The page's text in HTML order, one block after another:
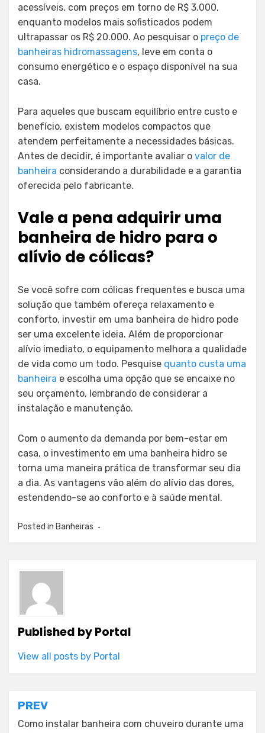
acessíveis, com preços em torno de R$ 3.000,
enquanto modelos mais sofisticados podem
ultrapassar os R$ 20.000. Ao pesquisar o preço de
banheiras hidromassagens, leve em conta o
consumo energético e o espaço disponível na sua
casa.
Para aqueles que buscam equilíbrio entre custo e
benefício, existem modelos compactos que
atendem perfeitamente a necessidades básicas.
Antes de decidir, é importante avaliar o valor de
banheira considerando a durabilidade e a garantia
oferecida pelo fabricante.
Vale a pena adquirir uma
banheira de hidro para o
alívio de cólicas?
Se você sofre com cólicas frequentes e busca uma
solução que também ofereça relaxamento e
conforto, investir em uma banheira de hidro pode
ser uma excelente ideia. Além de proporcionar
alívio imediato, o equipamento melhora a qualidade
de vida como um todo. Pesquise quanto custa uma
banheira e escolha uma opção que se encaixe no
seu orçamento, lembrando de considerar a
instalação e manutenção.
Com o aumento da demanda por bem-estar em
casa, o investimento em uma banheira hidro se
torna uma maneira prática de transformar seu dia
a dia. As vantagens vão além do alívio das dores,
estendendo-se ao conforto e à saúde mental.
Posted in Banheiras
Published byPortal
View all posts by Portal
Post
navigation
PREV
Como instalar banheira com chuveiro durante uma